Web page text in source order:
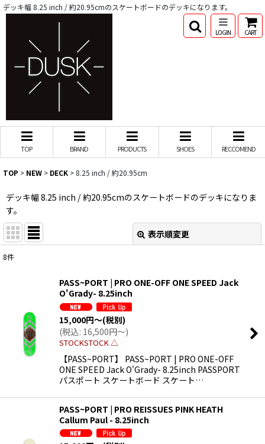
デッキ幅 8.25 inch / 約20.95cmのスケートボードのデッキになります。
LOGIN CART
TOP BRAND PRODUCTS SHOES RECCOMEND
TOP > NEW > DECK > 8.25 inch / 約20.95cm
デッキ幅 8.25 inch / 約20.95cmのスケートボードのデッキになりま
す。
表示順変更
絞り込む
8件
PASS~PORT | PRO ONE-OFF ONE SPEED Jack
O'Grady- 8.25inch
15,000円～(税別)
(税込: 16,500円～)
STOCKSTOCK △
【PASS~PORT】 PASS~PORT | PRO ONE-OFF
ONE SPEED Jack O'Grady- 8.25inch PASSPORT
パスポート スケートボード スケート…
PASS~PORT | PRO REISSUES PINK HEATH
Callum Paul - 8.25inch